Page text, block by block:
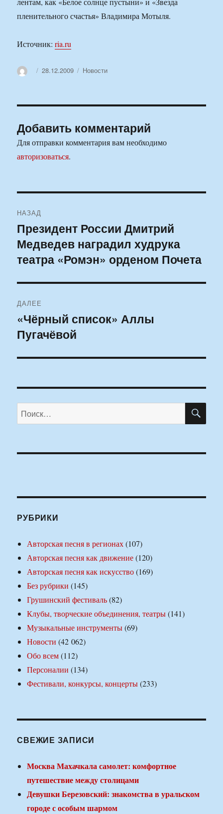
пленительного счастья» Владимира Мотыля.
Источник:ria.ru
АвторОпубликовано
28.12.2009 Рубрики
Новости
Добавить комментарий
Для отправки комментария вам необходимо
авторизоваться.
по
записям
НАЗАД
Предыдущая
запись:
Президент России Дмитрий
Медведев наградил худрука
театра «Ромэн» орденом Почета
ДАЛЕЕ
Следующая
запись:
«Чёрный список» Аллы
Пугачёвой
Искать:
РУБРИКИ
Авторская песня в регионах(107)
Авторская песня как движение(120)
Авторская песня как искусство(169)
Без рубрики (145)
Грушинский фестиваль(82)
Клубы, творческие объединения, театры(141)
Музыкальные инструменты(69)
Новости (42 062)
Обо всем(112)
Персоналии (134)
Фестивали, конкурсы, концерты(233)
СВЕЖИЕ ЗАПИСИ
Москва Махачкала самолет: комфортное
путешествие между столицами
Девушки Березовский: знакомства в уральском
городе с особым шармом